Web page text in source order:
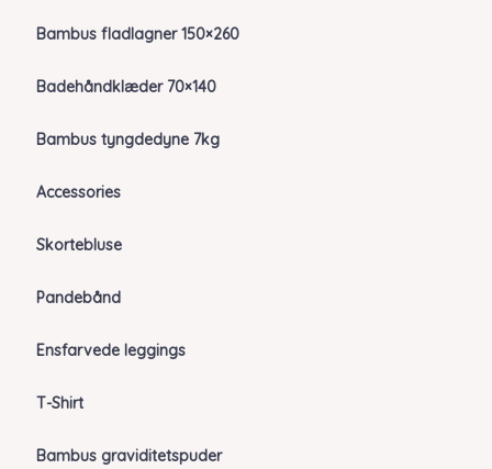
Bambus fladlagner 150×260
Badehåndklæder 70×140
Bambus tyngdedyne 7kg
Accessories
Skortebluse
Pandebånd
Ensfarvede leggings
T-Shirt
Bambus graviditetspuder